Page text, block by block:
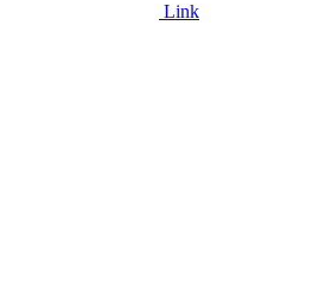
Link